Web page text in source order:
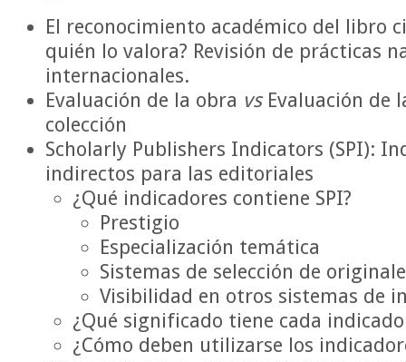
El reconocimiento académico del libro
quién lo valora? Revisión de prácticas
internacionales.
Evaluación de la obra vsEvaluación de
colección
Scholarly Publishers Indicators (SPI):
indirectos para las editoriales
¿Qué indicadores contiene SPI?
Prestigio
Especialización temática
Sistemas de selección de
Visibilidad en otros sistemas de
¿Qué significado tiene cada
¿Cómo deben utilizarse los